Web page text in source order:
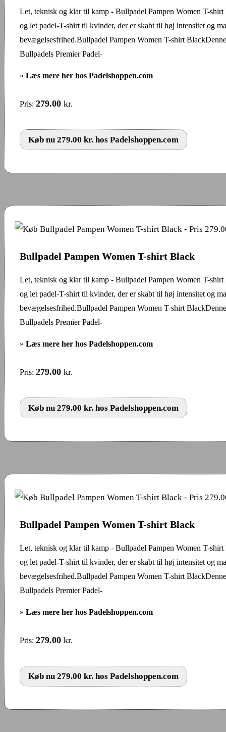
Let, teknisk og klar til kamp - Bullpadel Pampen Women T-
og let padel-T-shirt til kvinder, der er skabt til høj intensitet og
bevægelsesfrihed.Bullpadel Pampen Women T-shirt
Bullpadels Premier Padel-
» Læs mere her hos Padelshoppen.com
Pris: 279.00 kr.
Køb nu 279.00 kr. hos Padelshoppen.com
Bullpadel Pampen Women T-shirt Black
Let, teknisk og klar til kamp - Bullpadel Pampen Women T-
og let padel-T-shirt til kvinder, der er skabt til høj intensitet og
bevægelsesfrihed.Bullpadel Pampen Women T-shirt
Bullpadels Premier Padel-
» Læs mere her hos Padelshoppen.com
Pris: 279.00 kr.
Køb nu 279.00 kr. hos Padelshoppen.com
Bullpadel Pampen Women T-shirt Black
Let, teknisk og klar til kamp - Bullpadel Pampen Women T-
og let padel-T-shirt til kvinder, der er skabt til høj intensitet og
bevægelsesfrihed.Bullpadel Pampen Women T-shirt
Bullpadels Premier Padel-
» Læs mere her hos Padelshoppen.com
Pris: 279.00 kr.
Køb nu 279.00 kr. hos Padelshoppen.com